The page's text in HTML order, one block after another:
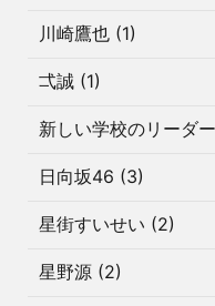
川崎鷹也 (1)
弌誠 (1)
新しい学校のリーダ
日向坂46 (3)
星街すいせい (2)
星野源 (2)